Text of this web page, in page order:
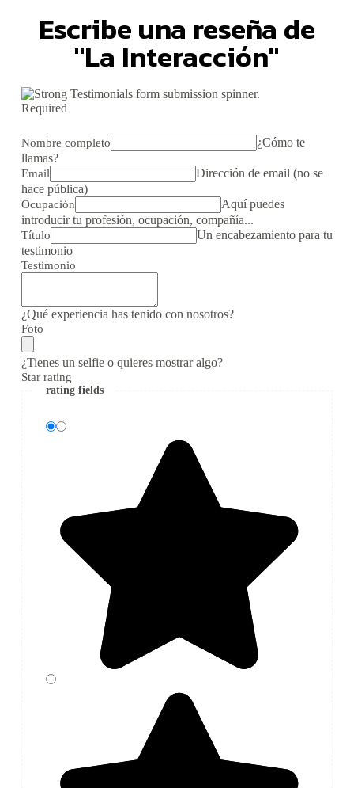
Escribe una reseña de
"La Interacción"
Required
Nombre completo
¿Cómo te
llamas?
Email
Dirección de email (no se
hace pública)
Ocupación
Aquí puedes
introducir tu profesión, ocupación, compañía...
Título
Un encabezamiento para tu
testimonio
Testimonio
¿Qué experiencia has tenido con nosotros?
Foto
¿Tienes un selfie o quieres mostrar algo?
Star rating
rating fields